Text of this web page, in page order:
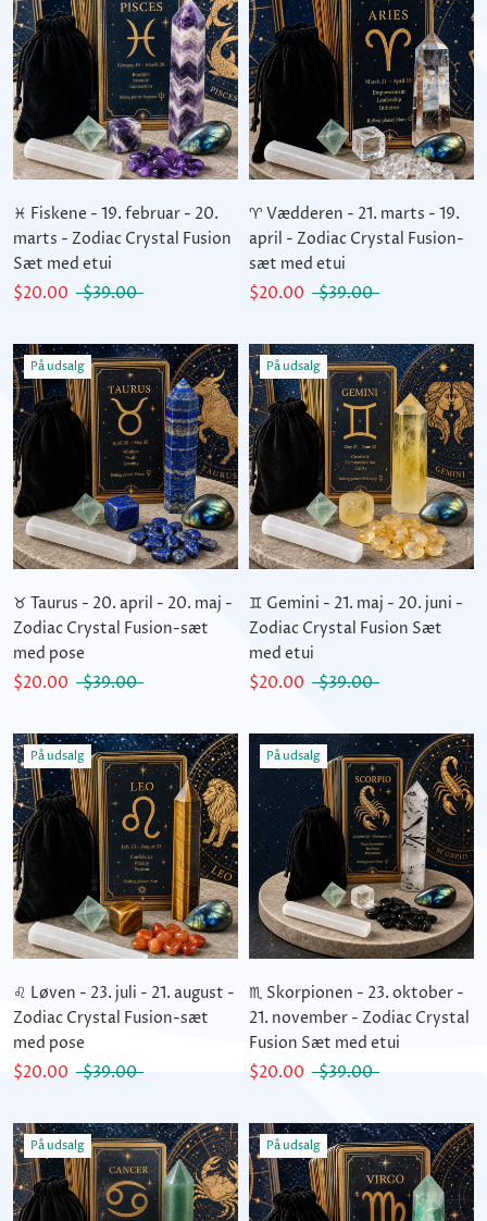
♓ Fiskene - 19. februar - 20.
marts - Zodiac Crystal Fusion
Sæt med etui
$20.00
$39.00
♈ Vædderen - 21. marts - 19.
april - Zodiac Crystal Fusion-
sæt med etui
$20.00
$39.00
På udsalg
♉ Taurus - 20. april - 20. maj -
Zodiac Crystal Fusion-sæt
med pose
$20.00
$39.00
På udsalg
♊ Gemini - 21. maj - 20. juni -
Zodiac Crystal Fusion Sæt
med etui
$20.00
$39.00
På udsalg
♌ Løven - 23. juli - 21. august -
Zodiac Crystal Fusion-sæt
med pose
$20.00
$39.00
På udsalg
♏ Skorpionen - 23. oktober -
21. november - Zodiac Crystal
Fusion Sæt med etui
$20.00
$39.00
På udsalg På udsalg